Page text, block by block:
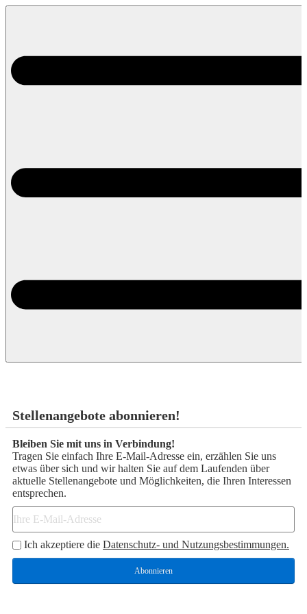
Stellenangebote abonnieren!
Bleiben Sie mit uns in Verbindung!
Tragen Sie einfach Ihre E-Mail-Adresse ein, erzählen Sie uns
etwas über sich und wir halten Sie auf dem Laufenden über
aktuelle Stellenangebote und Möglichkeiten, die Ihren Interessen
entsprechen.
Ich akzeptiere die Datenschutz- und Nutzungsbestimmungen.
Abonnieren